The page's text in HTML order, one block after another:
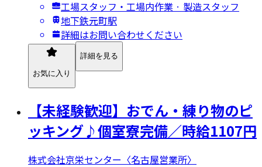
工場スタッフ・工場内作業 · 製造スタッフ
地下鉄元町駅
詳細はお問い合わせください
お気に入り
詳細を見る
【未経験歓迎】おでん・練り物のピ
ッキング♪個室寮完備／時給1107円
株式会社京栄センター〈名古屋営業所〉